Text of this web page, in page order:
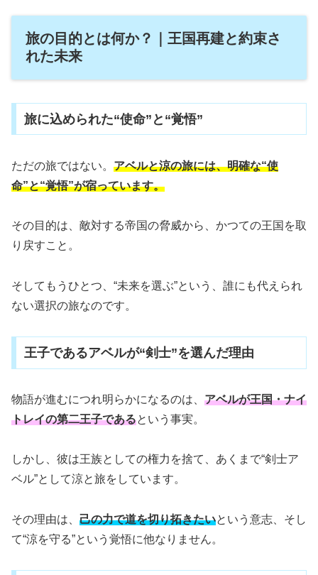
旅の目的とは何か？｜王国再建と約束さ
れた未来
旅に込められた“使命”と“覚悟”
ただの旅ではない。 アベルと涼の旅には、明確な“使
命”と“覚悟”が宿っています。
その目的は、敵対する帝国の脅威から、かつての王国を取
り戻すこと。
そしてもうひとつ、“未来を選ぶ”という、誰にも代えられ
ない選択の旅なのです。
王子であるアベルが“剣士”を選んだ理由
物語が進むにつれ明らかになるのは、 アベルが王国・ナイ
トレイの第二王子であるという事実。
しかし、彼は王族としての権力を捨て、あくまで“剣士ア
ベル”として涼と旅をしています。
その理由は、 己の力で道を切り拓きたいという意志、そし
て“涼を守る”という覚悟に他なりません。